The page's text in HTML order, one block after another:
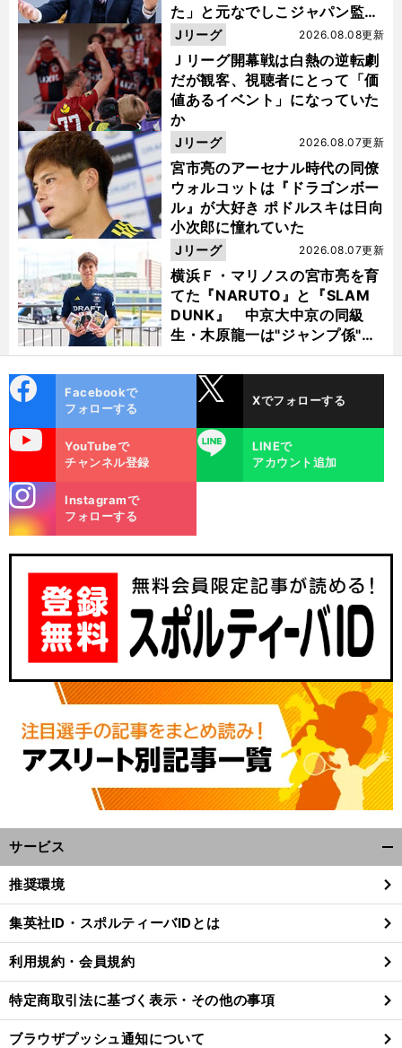
た」と元なでしこジャパン監
督・佐々木則夫
Ｊリーグ開幕戦は白熱の逆転劇
だが観客、視聴者にとって「価
値あるイベント」になっていた
か
2026.08.08更新
Jリーグ
宮市亮のアーセナル時代の同僚
ウォルコットは『ドラゴンボー
ル』が大好き ポドルスキは日向
小次郎に憧れていた
2026.08.07更新
Jリーグ
横浜Ｆ・マリノスの宮市亮を育
てた『NARUTO』と『SLAM
DUNK』 中京大中京の同級
生・木原龍一は"ジャンプ係"だ
った
2026.08.07更新
Jリーグ
ok
Facebookで
フォローする
Xでフォローする
YouTubeで
チャンネル登録
LINE
LINEで
アカウント追加
m
Instagramで
フォローする
サービス
閉
る
推奨環境
集英社ID・スポルティーバIDとは
利用規約・会員規約
特定商取引法に基づく表示・その他の事項
ブラウザプッシュ通知について